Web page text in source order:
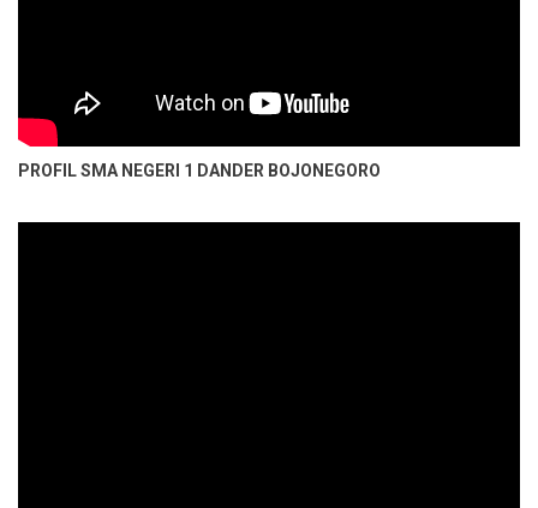
PROFIL SMA NEGERI 1 DANDER BOJONEGORO